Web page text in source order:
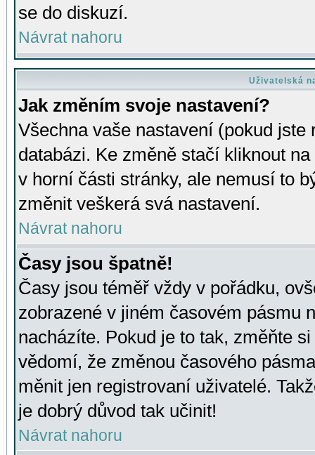
se do diskuzí.
Návrat nahoru
Uživatelská
Jak změním svoje nastavení?
Všechna vaše nastavení (pokud
databázi. Ke změně stačí kliknout
v horní části stránky, ale nemusí to
změnit veškerá svá nastavení.
Návrat nahoru
Časy jsou špatně!
Časy jsou téměř vždy v pořádku,
zobrazené v jiném časovém pásmu
nacházíte. Pokud je to tak, změňte
vědomí, že změnou časového
měnit jen registrovaní uživatelé.
je dobrý důvod tak učinit!
Návrat nahoru